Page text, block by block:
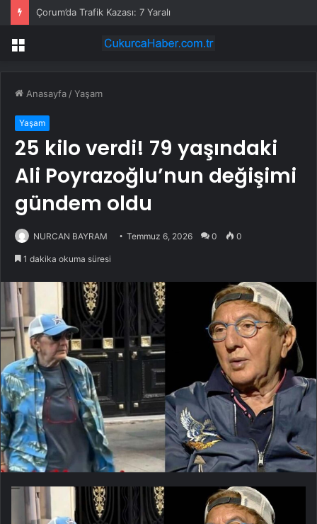
Çorum’da Trafik Kazası: 7 Yaralı
Menü
Anasayfa /Yaşam
Yaşam
25 kilo verdi! 79 yaşındaki
Ali Poyrazoğlu’nun değişimi
gündem oldu
NURCAN BAYRAM Temmuz 6, 2026 0 0
1 dakika okuma süresi